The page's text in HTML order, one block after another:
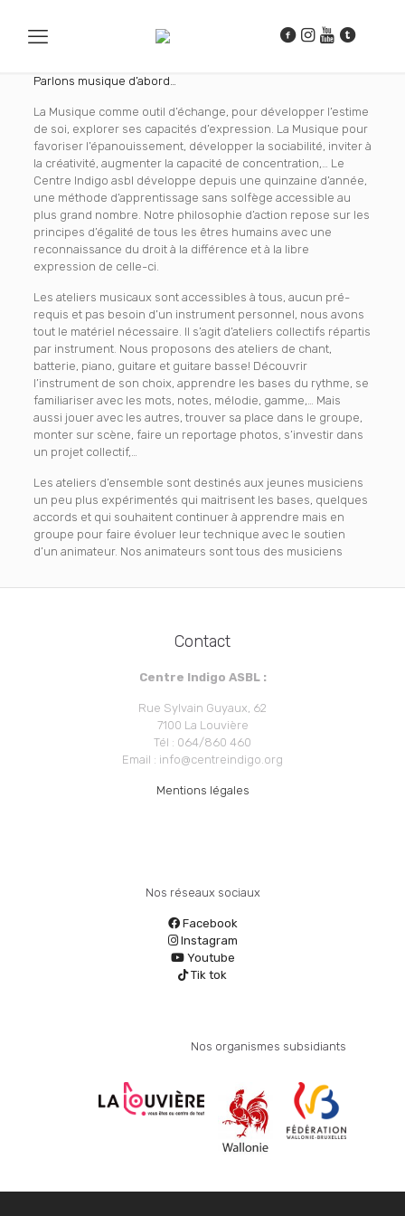
Parlons musique d’abord…
La Musique comme outil d’échange, pour développer l’estime
de soi, explorer ses capacités d’expression. La Musique pour
favoriser l’épanouissement, développer la sociabilité, inviter à
la créativité, augmenter la capacité de concentration,… Le
Centre Indigo asbl développe depuis une quinzaine d’année,
une méthode d’apprentissage sans solfège accessible au
plus grand nombre. Notre philosophie d’action repose sur les
principes d’égalité de tous les êtres humains avec une
reconnaissance du droit à la différence et à la libre
expression de celle-ci.
Les ateliers musicaux sont accessibles à tous, aucun pré-
requis et pas besoin d’un instrument personnel, nous avons
tout le matériel nécessaire. Il s’agit d’ateliers collectifs répartis
par instrument. Nous proposons des ateliers de chant,
batterie, piano, guitare et guitare basse! Découvrir
l’instrument de son choix, apprendre les bases du rythme, se
familiariser avec les mots, notes, mélodie, gamme,… Mais
aussi jouer avec les autres, trouver sa place dans le groupe,
monter sur scène, faire un reportage photos, s’investir dans
un projet collectif,…
Les ateliers d’ensemble sont destinés aux jeunes musiciens
un peu plus expérimentés qui maitrisent les bases, quelques
accords et qui souhaitent continuer à apprendre mais en
groupe pour faire évoluer leur technique avec le soutien
d’un animateur. Nos animateurs sont tous des musiciens
Contact
Centre Indigo ASBL :
Rue Sylvain Guyaux, 62
7100 La Louvière
Tél : 064/860 460
Email : info@centreindigo.org
Mentions légales
Nos réseaux sociaux
Facebook
Instagram
Youtube
Tik tok
Nos organismes subsidiants